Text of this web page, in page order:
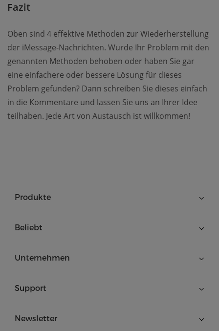
Fazit
Oben sind 4 effektive Methoden zur Wiederherstellung
der iMessage-Nachrichten. Wurde Ihr Problem mit den
genannten Methoden behoben oder haben Sie gar
eine einfachere oder bessere Lösung für dieses
Problem gefunden? Dann schreiben Sie dieses einfach
in die Kommentare und lassen Sie uns an Ihrer Idee
teilhaben. Jede Art von Austausch ist willkommen!
Produkte
Beliebt
Unternehmen
Support
Newsletter